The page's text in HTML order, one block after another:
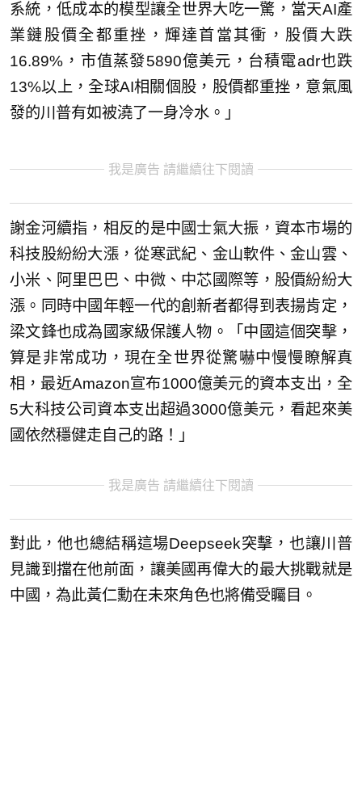
系統，低成本的模型讓全世界大吃一驚，當天AI產
業鏈股價全都重挫，輝達首當其衝，股價大跌
16.89%，市值蒸發5890億美元，台積電adr也跌
13%以上，全球AI相關個股，股價都重挫，意氣風
發的川普有如被澆了一身冷水。」
我是廣告 請繼續往下閱讀
謝金河續指，相反的是中國士氣大振，資本市場的
科技股紛紛大漲，從寒武紀、金山軟件、金山雲、
小米、阿里巴巴、中微、中芯國際等，股價紛紛大
漲。同時中國年輕一代的創新者都得到表揚肯定，
梁文鋒也成為國家級保護人物。「中國這個突擊，
算是非常成功，現在全世界從驚嚇中慢慢瞭解真
相，最近Amazon宣布1000億美元的資本支出，全
5大科技公司資本支出超過3000億美元，看起來美
國依然穩健走自己的路！」
我是廣告 請繼續往下閱讀
對此，他也總結稱這場Deepseek突擊，也讓川普
見識到擋在他前面，讓美國再偉大的最大挑戰就是
中國，為此黃仁勳在未來角色也將備受矚目。